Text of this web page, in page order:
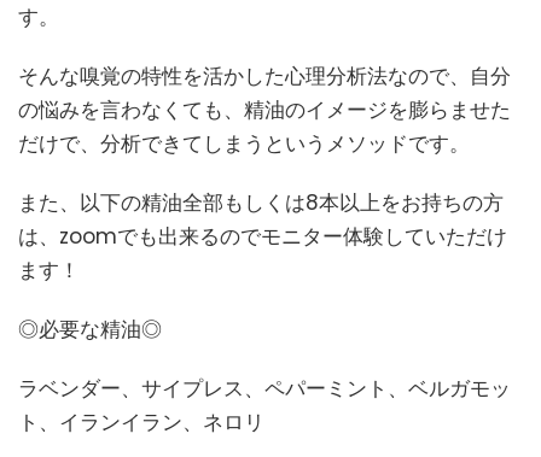
す。
そんな嗅覚の特性を活かした心理分析法なので、自分
の悩みを言わなくても、精油のイメージを膨らませた
だけで、分析できてしまうというメソッドです。
また、以下の精油全部もしくは8本以上をお持ちの方
は、zoomでも出来るのでモニター体験していただけ
ます！
◎必要な精油◎
ラベンダー、サイプレス、ペパーミント、ベルガモッ
ト、イランイラン、ネロリ